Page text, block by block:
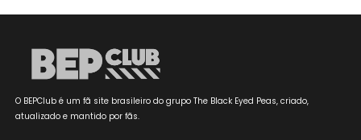
O BEPClub é um fã site brasileiro do grupo The Black Eyed Peas, criado,
atualizado e mantido por fãs.